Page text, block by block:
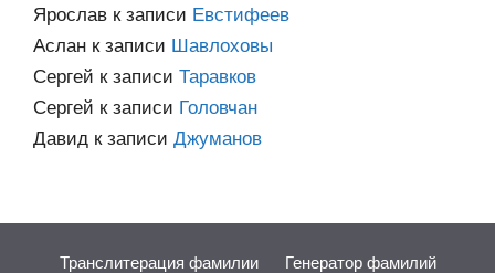
Ярослав к записи Евстифеев
Аслан к записи Шавлоховы
Сергей к записи Таравков
Сергей к записи Головчан
Давид к записи Джуманов
Транслитерация фамилии
Генератор фамилий